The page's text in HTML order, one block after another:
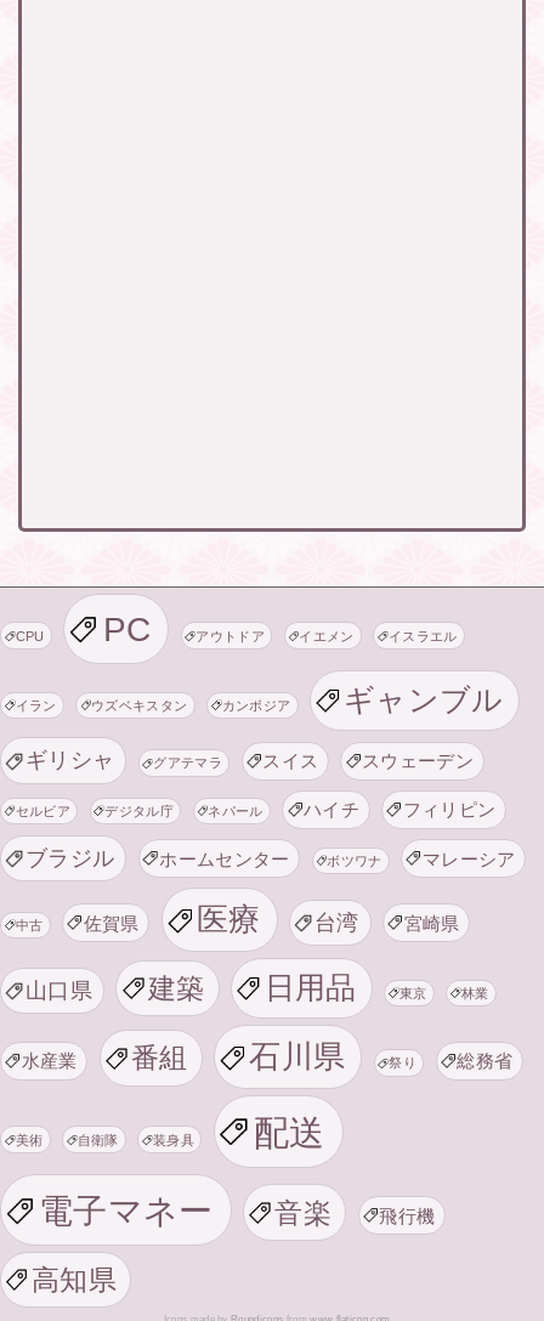
CPU PC アウトドア イエメン イスラエル
イラン ウズベキスタン カンボジア ギャンブル
ギリシャ グアテマラ スイス スウェーデン
セルビア デジタル庁 ネパール ハイチ フィリピン
ブラジル ホームセンター ボツワナ マレーシア
中古 佐賀県 医療 台湾 宮崎県
山口県 建築 日用品 東京 林業
水産業 番組 石川県 祭り 総務省
美術 自衛隊 装身具 配送
電子マネー 音楽 飛行機
高知県